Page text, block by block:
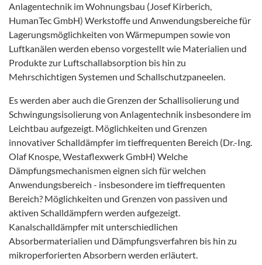
Anlagentechnik im Wohnungsbau (Josef Kirberich,
HumanTec GmbH) Werkstoffe und Anwendungsbereiche für
Lagerungsmöglichkeiten von Wärmepumpen sowie von
Luftkanälen werden ebenso vorgestellt wie Materialien und
Produkte zur Luftschallabsorption bis hin zu
Mehrschichtigen Systemen und Schallschutzpaneelen.
Es werden aber auch die Grenzen der Schallisolierung und
Schwingungsisolierung von Anlagentechnik insbesondere im
Leichtbau aufgezeigt. Möglichkeiten und Grenzen
innovativer Schalldämpfer im tieffrequenten Bereich (Dr.-Ing.
Olaf Knospe, Westaflexwerk GmbH) Welche
Dämpfungsmechanismen eignen sich für welchen
Anwendungsbereich - insbesondere im tieffrequenten
Bereich? Möglichkeiten und Grenzen von passiven und
aktiven Schalldämpfern werden aufgezeigt.
Kanalschalldämpfer mit unterschiedlichen
Absorbermaterialien und Dämpfungsverfahren bis hin zu
mikroperforierten Absorbern werden erläutert.